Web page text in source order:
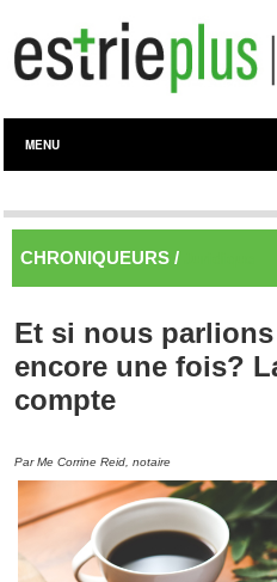
MENU
CHRONIQUEURS /
Et si nous
encore une fois?
compte
Par Me Corrine Reid, notaire